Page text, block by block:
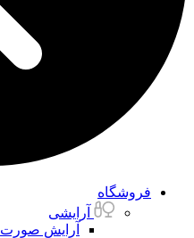
فروشگاه
آرایشی
آرایش صورت